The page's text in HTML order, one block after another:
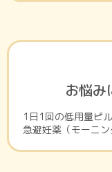
お悩み
1日1回の低用量ピ
急避妊薬（モーニン